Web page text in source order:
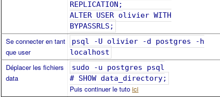
REPLICATION;
ALTER USER olivier WITH
BYPASSRLS;
Se connecter en tant
que user
psql -U olivier -d postgres -h
localhost
Déplacer les fichiers
data
sudo -u postgres psql
# SHOW data_directory;
Puis continuer le tuto ici